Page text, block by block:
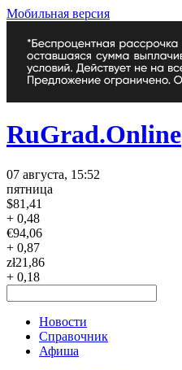
Мобильная версия
RuGrad.Online
07 августа, 15:52
пятница
$81,41
+ 0,48
€94,06
+ 0,87
zł21,86
+ 0,18
Новости
Справочник
Афиша